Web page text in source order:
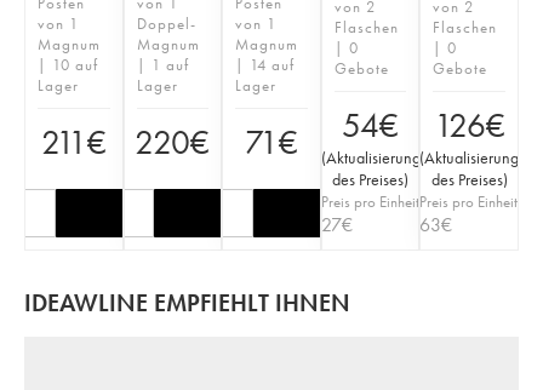
von 1
Magnum
| 10 auf
Lager
211€
Doppel-
Magnum
| 1 auf
Lager
220€
von 1
Magnum
| 14 auf
Lager
71€
von 2
Flaschen
| 0
Gebote
54€
(Aktualisierung
des Preises)
Preis pro Einheit
27€
von 2
Flaschen
| 0
Gebote
126€
(Aktualisierung
des Preises)
Preis pro Einheit
63€
IDEAWLINE EMPFIEHLT IHNEN